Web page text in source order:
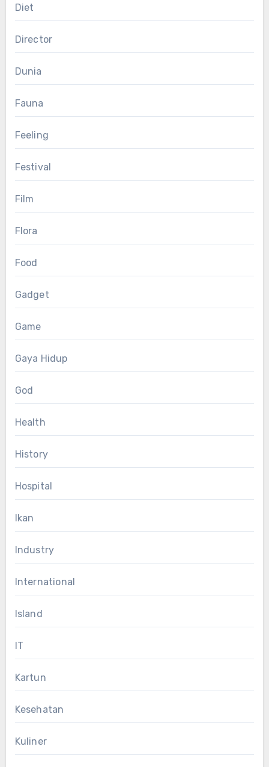
Diet
Director
Dunia
Fauna
Feeling
Festival
Film
Flora
Food
Gadget
Game
Gaya Hidup
God
Health
History
Hospital
Ikan
Industry
International
Island
IT
Kartun
Kesehatan
Kuliner